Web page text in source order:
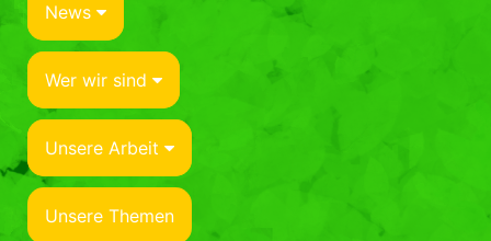
News
Wer wir sind
Unsere Arbeit
Unsere Themen